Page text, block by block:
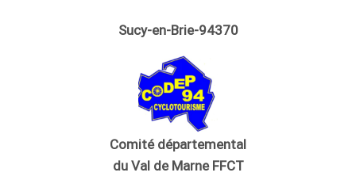
Sucy-en-Brie-94370
Comité départemental
du Val de Marne FFCT